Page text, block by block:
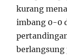
kurang
imbang 0-0
berlangsung